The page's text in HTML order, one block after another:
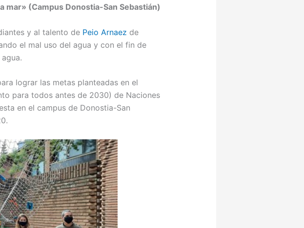
mar» (Campus Donostia-San Sebastián)
y al talento de Peio Arnaez de
el mal uso del agua y con el fin de
lograr las metas planteadas en el
para todos antes de 2030) de Naciones
en el campus de Donostia-San